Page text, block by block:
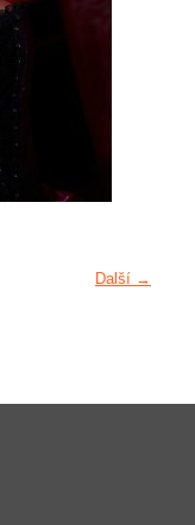
Další →